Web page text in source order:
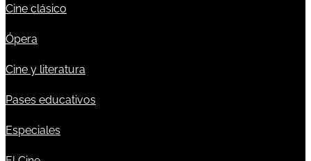
Cine clásico
Ópera
Cine y literatura
Pases educativos
Especiales